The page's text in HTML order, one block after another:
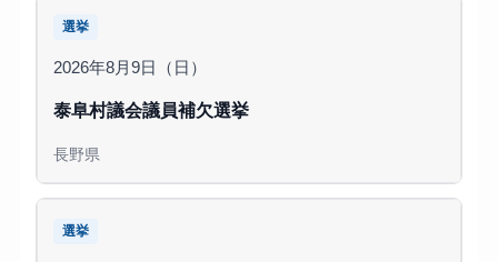
選挙
2026年8月9日（日）
泰阜村議会議員補欠選挙
長野県
選挙